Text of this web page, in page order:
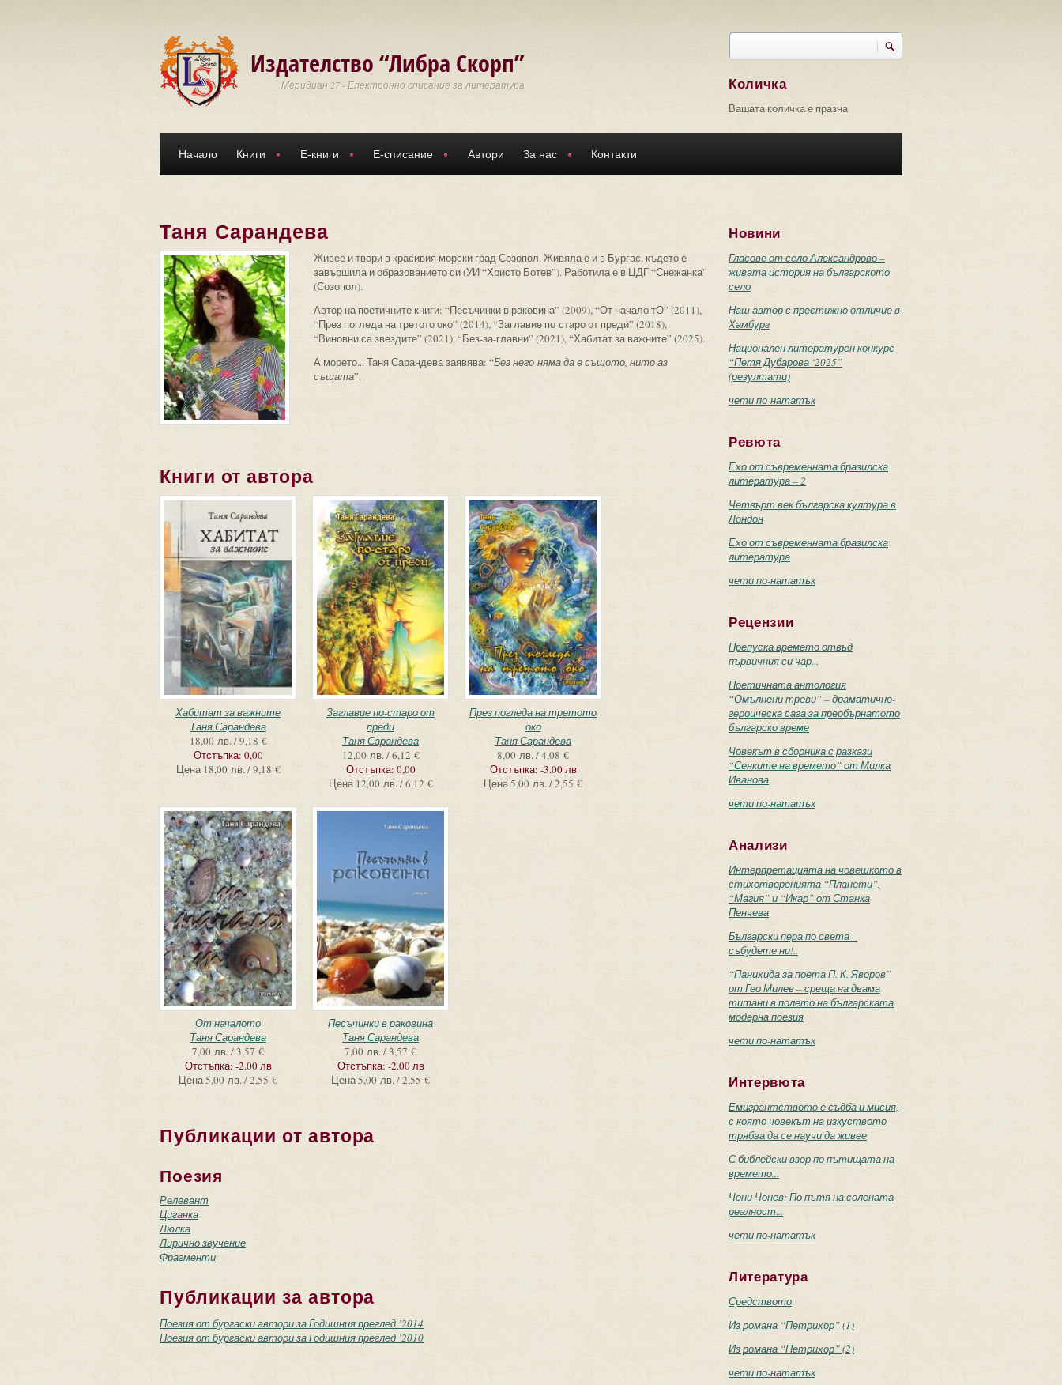
Издателство “Либра Скорп”
Меридиан 27 - Електронно списание за литература
Търси
Количка
Вашата количка е празна
Начало Книги Е-книги Е-списание Автори За нас Контакти
Таня Сарандева
Живее и твори в красивия морски град Созопол. Живяла е и в Бургас, където е
завършила и образованието си (УИ “Христо Ботев”). Работила е в ЦДГ “Снежанка”
(Созопол).
Автор на поетичните книги: “Песъчинки в раковина” (2009), “От начало тО” (2011),
“През погледа на третото око” (2014), “Заглавие по-старо от преди” (2018),
“Виновни са звездите” (2021), “Без-за-главни” (2021), “Хабитат за важните” (2025).
А морето... Таня Сарандева заявява: “Без него няма да е същото, нито аз
същата”.
Книги от автора
Хабитат за важните
Таня Сарандева
18,00 лв. / 9,18 €
Отстъпка: 0,00
Цена 18,00 лв. / 9,18 €
Заглавие по-старо от
преди
Таня Сарандева
12,00 лв. / 6,12 €
Отстъпка: 0,00
Цена 12,00 лв. / 6,12 €
През погледа на третото
око
Таня Сарандева
8,00 лв. / 4,08 €
Отстъпка: -3.00 лв
Цена5,00 лв. / 2,55 €
От началото
Таня Сарандева
7,00 лв. / 3,57 €
Отстъпка: -2.00 лв
Цена5,00 лв. / 2,55 €
Песъчинки в раковина
Таня Сарандева
7,00 лв. / 3,57 €
Отстъпка: -2.00 лв
Цена5,00 лв. / 2,55 €
Публикации от автора
Поезия
Релевант
Циганка
Люлка
Лирично звучение
Фрагменти
Публикации за автора
Поезия от бургаски автори за Годишния преглед ’2014
Поезия от бургаски автори за Годишния преглед ’2010
Новини
Гласове от село Александрово –
живата история на българското
село
Наш автор с престижно отличие в
Хамбург
Национален литературен конкурс
“Петя Дубарова ‘2025”
(резултати)
чети по-нататък
Ревюта
Ехо от съвременната бразилска
литература – 2
Четвърт век българска култура в
Лондон
Ехо от съвременната бразилска
литература
чети по-нататък
Рецензии
Препуска времето отвъд
първичния си чар...
Поетичната антология
“Омълнени треви” – драматично-
героическа сага за преобърнатото
българско време
Човекът в сборника с разкази
“Сенките на времето” от Милка
Иванова
чети по-нататък
Анализи
Интерпретацията на човешкото в
стихотворенията “Планети”,
“Магия” и “Икар” от Станка
Пенчева
Български пера по света –
събудете ни!..
“Панихида за поета П. К. Яворов”
от Гео Милев – среща на двама
титани в полето на българската
модерна поезия
чети по-нататък
Интервюта
Емигрантството е съдба и мисия,
с която човекът на изкуството
трябва да се научи да живее
С библейски взор по пътищата на
времето...
Чони Чонев: По пътя на солената
реалност...
чети по-нататък
Литература
Средството
Из романа “Петрихор” (1)
Из романа “Петрихор” (2)
чети по-нататък